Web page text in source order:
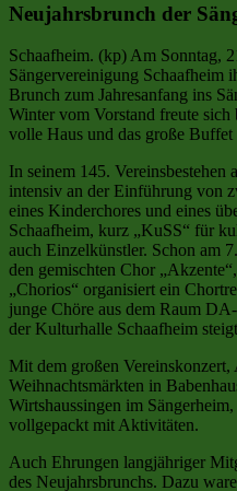
Neujahrsbrunch der
Schaafheim. (kp) Am Sonntag,
Sängervereinigung Schaafheim
Brunch zum Jahresanfang ins
Winter vom Vorstand freute sich
volle Haus und das große
In seinem 145. Vereinsbestehen
intensiv an der Einführung von
eines Kinderchores und eines
Schaafheim, kurz „KuSS“ für
auch Einzelkünstler. Schon am
den gemischten Chor
„Chorios“ organisiert ein
junge Chöre aus dem Raum
der Kulturhalle Schaafheim
Mit dem großen
Weihnachtsmärkten in
Wirtshaussingen im
vollgepackt mit Aktivitäten.
Auch Ehrungen langjähriger
des Neujahrsbrunchs. Dazu